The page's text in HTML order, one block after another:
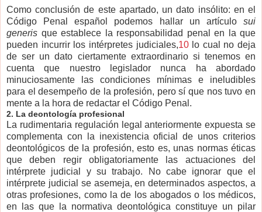
Como conclusión de este apartado, un dato insólito: en el
Código Penal español podemos hallar un artículo sui
generis que establece la responsabilidad penal en la que
pueden incurrir los intérpretes judiciales,10lo cual no deja
de ser un dato ciertamente extraordinario si tenemos en
cuenta que nuestro legislador nunca ha abordado
minuciosamente las condiciones mínimas e ineludibles
para el desempeño de la profesión, pero sí que nos tuvo en
mente a la hora de redactar el Código Penal.
2. La deontología profesional
La rudimentaria regulación legal anteriormente expuesta se
complementa con la inexistencia oficial de unos criterios
deontológicos de la profesión, esto es, unas normas éticas
que deben regir obligatoriamente las actuaciones del
intérprete judicial y su trabajo. No cabe ignorar que el
intérprete judicial se asemeja, en determinados aspectos, a
otras profesiones, como la de los abogados o los médicos,
en las que la normativa deontológica constituye un pilar